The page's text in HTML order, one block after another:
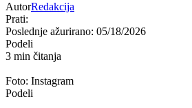
AutorRedakcija
Prati:
Poslednje ažurirano: 05/18/2026
Podeli
3 min čitanja
Foto: Instagram
Podeli